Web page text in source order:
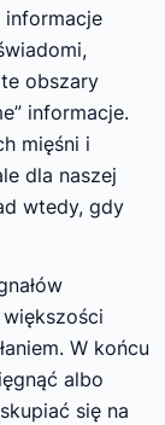
informacje
obszary
informacje.
mięśni i
dla naszej
wtedy, gdy
W końcu
albo
się na